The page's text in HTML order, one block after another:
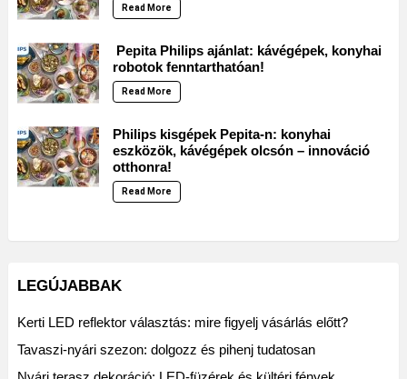
Read More
Pepita Philips ajánlat: kávégépek, konyhai
robotok fenntarthatóan!
Read More
Philips kisgépek Pepita-n: konyhai
eszközök, kávégépek olcsón – innováció
otthonra!
Read More
LEGÚJABBAK
Kerti LED reflektor választás: mire figyelj vásárlás előtt?
Tavaszi-nyári szezon: dolgozz és pihenj tudatosan